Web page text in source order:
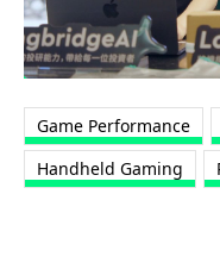
Game Performance
Handheld Gaming